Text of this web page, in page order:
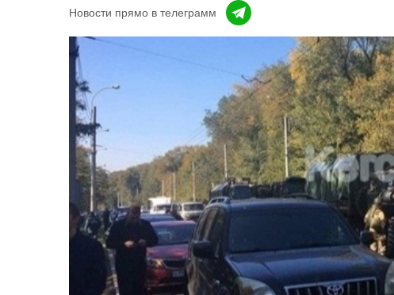
Новости прямо в телеграмм